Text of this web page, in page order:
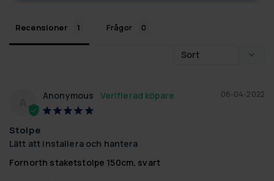
Recensioner Frågor
06-04-2022
Anonymous
Stolpe
Lätt att installera och hantera
Fornorth staketstolpe 150cm, svart